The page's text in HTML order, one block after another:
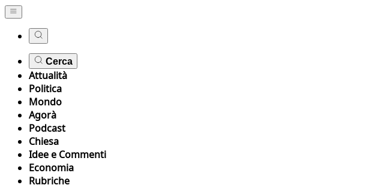
Cerca
Attualità
Politica
Mondo
Agorà
Podcast
Chiesa
Idee e Commenti
Economia
Rubriche